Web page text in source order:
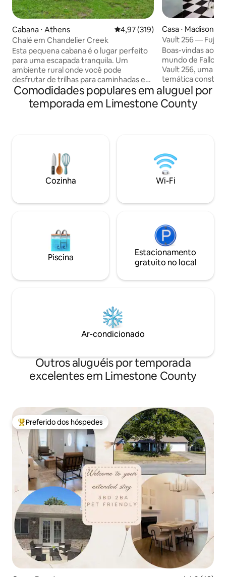
Cabana ⋅ Athens 4,97 de uma avaliação média de
4,97 (319)
Chalé em Chandelier Creek
Esta pequena cabana é o lugar perfeito
para uma escapada tranquila. Um
ambiente rural onde você pode
desfrutar de trilhas para caminhadas e
um riacho alimentado por nascentes
perfeito para caminhar e nadar. À noite,
sente-se perto da fogueira e desfrute
AL/ TN, fica a 5 minutos da Interestadual
65, a 25 minutos de Huntsville, AL e a 1,5
horas de Birmingham e Nashville.
Casa ⋅ Madison
Vault 256 — Fuja
Boas-vindas ao Vault
mundo de Fallout
Vault 256, uma
temática
e viajantes pós-
quartos e 2
único mergulha
Ground Hobbies
podem ter
entregues
cofre,
Comodidades populares em aluguel por
temporada em Limestone County
Cozinha Wi-Fi
Piscina
Estacionamento
gratuito no local
Ar-condicionado
Outros aluguéis por temporada
excelentes em Limestone County
Entre os melhores preferidos dos hóspedes
Preferido dos hóspedes